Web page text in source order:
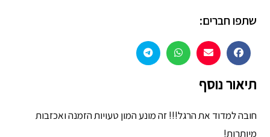
שתפו חברים:
תיאור נוסף
חובה למדוד את הרגל!!! זה מונע המון טעויות הזמנה ואכזבות
מיותרות!